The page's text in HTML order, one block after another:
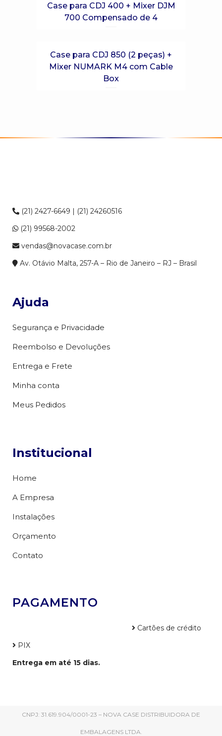
Case para CDJ 400 + Mixer DJM
700 Compensado de 4
Case para CDJ 850 (2 peças) +
Mixer NUMARK M4 com Cable
Box
(21) 2427-6649 | (21) 24260516
(21) 99568-2002
vendas@novacase.com.br
Av. Otávio Malta, 257-A – Rio de Janeiro – RJ – Brasil
Ajuda
Segurança e Privacidade
Reembolso e Devoluções
Entrega e Frete
Minha conta
Meus Pedidos
Institucional
Home
A Empresa
Instalações
Orçamento
Contato
PAGAMENTO
Cartões de crédito
PIX
Entrega em até 15 dias.
CNPJ: 31.619.904/0001-23 – NOVA CASE DISTRIBUIDORA DE
EMBALAGENS LTDA.